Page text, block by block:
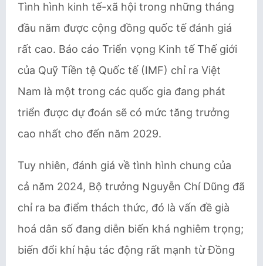
Tình hình kinh tế-xã hội trong những tháng
đầu năm được cộng đồng quốc tế đánh giá
rất cao. Báo cáo Triển vọng Kinh tế Thế giới
của Quỹ Tiền tệ Quốc tế (IMF) chỉ ra Việt
Nam là một trong các quốc gia đang phát
triển được dự đoán sẽ có mức tăng trưởng
cao nhất cho đến năm 2029.
Tuy nhiên, đánh giá về tình hình chung của
cả năm 2024, Bộ trưởng Nguyễn Chí Dũng đã
chỉ ra ba điểm thách thức, đó là vấn đề già
hoá dân số đang diễn biến khá nghiêm trọng;
biến đổi khí hậu tác động rất mạnh từ Đồng